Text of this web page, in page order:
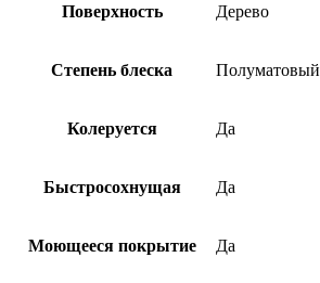
Поверхность Дерево
Степень блеска Полуматовый
Колеруется Да
Быстросохнущая Да
Моющееся покрытие Да